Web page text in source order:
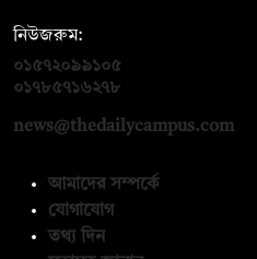
নিউজরুম:
০১৫৭২০৯৯১০৫
০১৭৮৫৭১৬২৭৮
news@thedailycampus.com
আমাদের সম্পর্কে
যোগাযোগ
তথ্য দিন